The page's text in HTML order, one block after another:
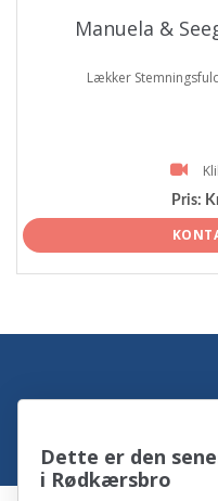
Manuela &
Lækker
Pris:
Dette er den
i Rødkærsbro